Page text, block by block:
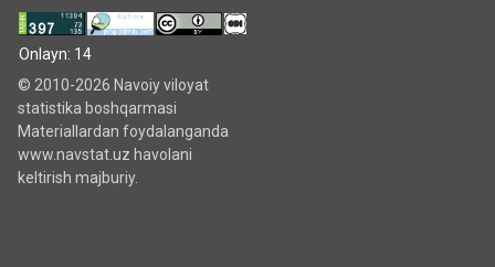
Onlayn: 14
© 2010-2026 Navoiy viloyat
statistika boshqarmasi
Materiallardan foydalanganda
www.navstat.uz havolani
keltirish majburiy.